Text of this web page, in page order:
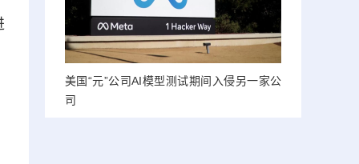
美国“元”公司AI模型测试期间入侵另一家公
司